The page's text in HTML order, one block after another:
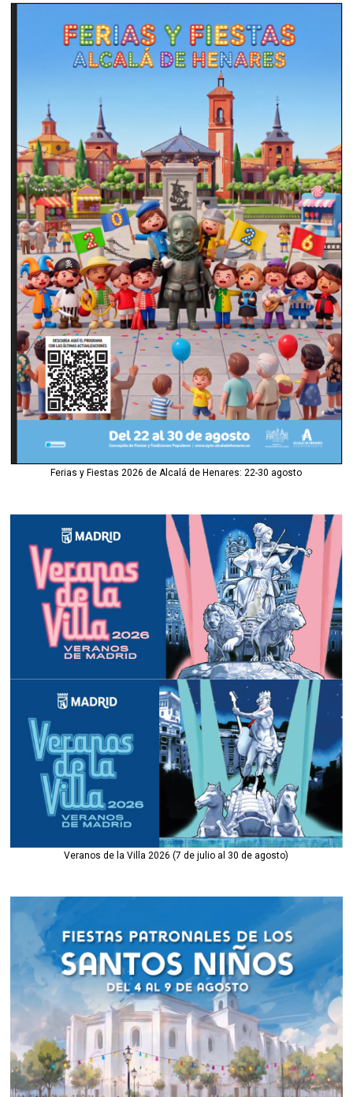
Ferias y Fiestas 2026 de Alcalá de Henares: 22-30 agosto
Veranos de la Villa 2026 (7 de julio al 30 de agosto)